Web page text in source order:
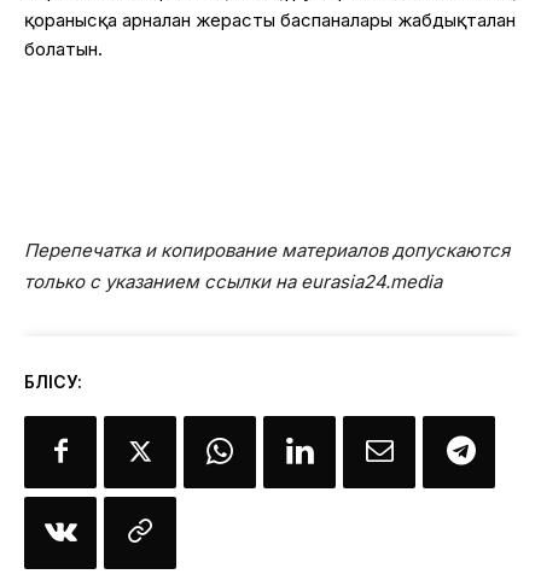
қорғанысқа арналған жерасты баспаналары жабдықталған
болатын.
Перепечатка и копирование материалов допускаются
только с указанием ссылки на eurasia24.media
БӨЛІСУ: